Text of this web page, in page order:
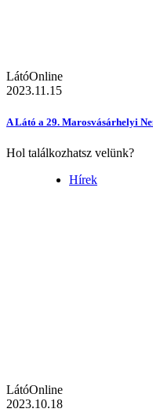
LátóOnline
2023.11.15
A Látó a 29. Marosvásárhelyi
Hol találkozhatsz velünk?
Hírek
LátóOnline
2023.10.18